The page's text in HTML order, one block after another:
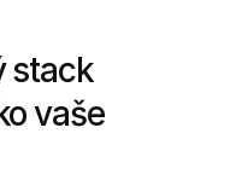
stack
vaše